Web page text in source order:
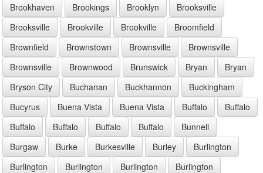
Brookhaven
Brookings Brooklyn
Brooksville
Brooksville
Brookville Brookville
Broomfield
Brownfield
Brownstown Brownsville
Brownsville
Brownsville
Brownwood Brunswick Bryan
Bryan
Bryson City
Buchanan Buckhannon
Buckingham
Bucyrus
Buena Vista Buena Vista Buffalo
Buffalo
Buffalo
Buffalo Buffalo Buffalo
Bunnell
Burgaw
Burke Burkesville Burley
Burlington
Burlington
Burlington Burlington
Burlington